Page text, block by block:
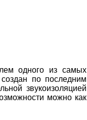
одного из самых
по последним
звукоизоляцией
можно как